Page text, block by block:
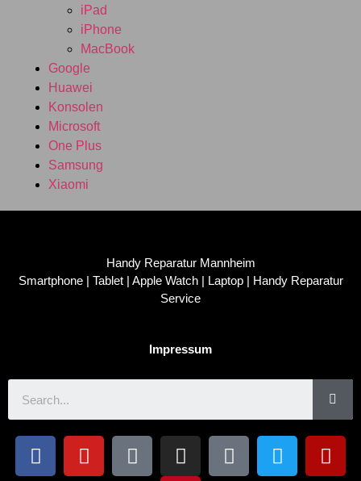
iPad
iPhone
MacBook
Google
Huawei
Konsolen
Microsoft
One Plus
Samsung
Xiaomi
Handy Reparatur Mannheim
Smartphone | Tablet | Apple Watch | Laptop | Handy Reparatur
Service
Impressum